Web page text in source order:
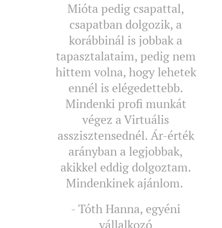
Mióta pedig csapattal,
csapatban dolgozik, a
korábbinál is jobbak a
tapasztalataim, pedig nem
hittem volna, hogy lehetek
ennél is elégedettebb.
Mindenki profi munkát
végez a Virtuális
asszisztensednél. Ár-érték
arányban a legjobbak,
akikkel eddig dolgoztam.
Mindenkinek ajánlom.
- Tóth Hanna, egyéni
vállalkozó